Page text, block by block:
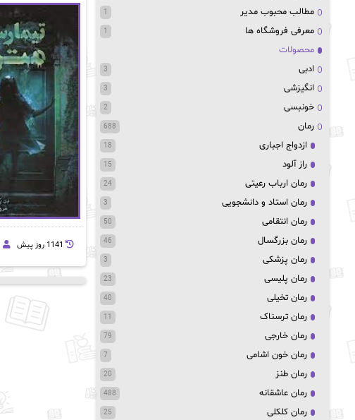
1141 روز پيش
مطالب محبوب مدیر 1
معرفی فروشگاه ها 1
محصولات
ادبی
3
انگیزشی 3
خونبسی 2
رمان 688
ازدواج اجباری 18
راز آلود 15
رمان ارباب رعیتی 24
رمان استاد و دانشجویی 3
رمان انتقامی 50
رمان بزرگسال 46
رمان پزشکی 3
رمان پلیسی 23
رمان تخیلی 40
رمان ترسناک 11
رمان خارجی 79
رمان خون اشامی 7
رمان طنز 20
رمان عاشقانه 488
رمان کلکلی 25